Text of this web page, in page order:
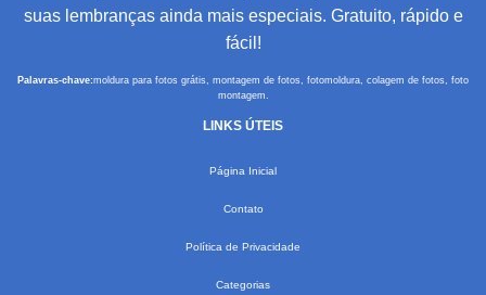
suas lembranças ainda mais especiais. Gratuito, rápido e
fácil!
Palavras-chave:moldura para fotos grátis, montagem de fotos, fotomoldura, colagem de fotos, foto
montagem.
LINKS ÚTEIS
Página Inicial
Contato
Política de Privacidade
Categorias